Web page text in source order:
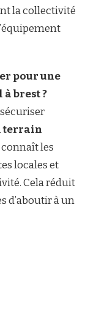
la collectivité
pour une
brest ?
terrain
les
locales et
Cela réduit
d’aboutir à un